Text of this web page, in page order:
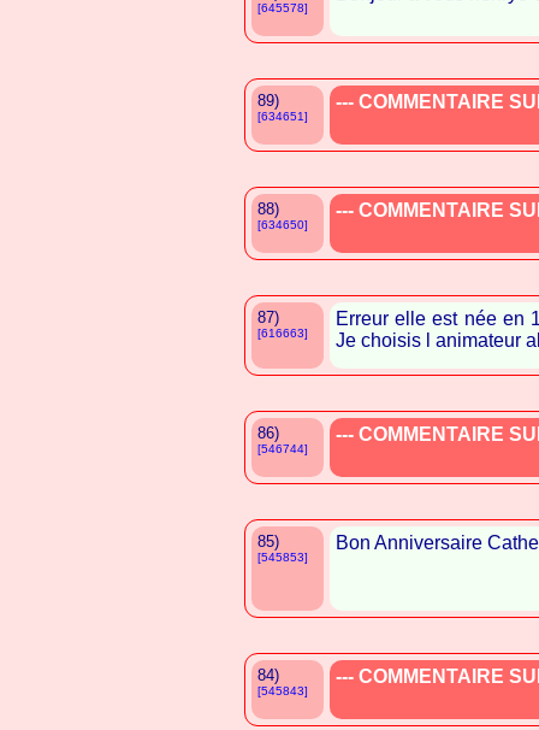
[645578]
89)
[634651]
--- COMMENTAIRE
88)
[634650]
--- COMMENTAIRE
87)
[616663]
Erreur elle est née en
Je choisis l animateur
86)
[546744]
--- COMMENTAIRE
85)
[545853]
Bon Anniversaire
84)
[545843]
--- COMMENTAIRE